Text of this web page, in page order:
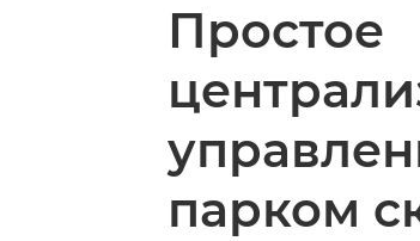
Простое
парком